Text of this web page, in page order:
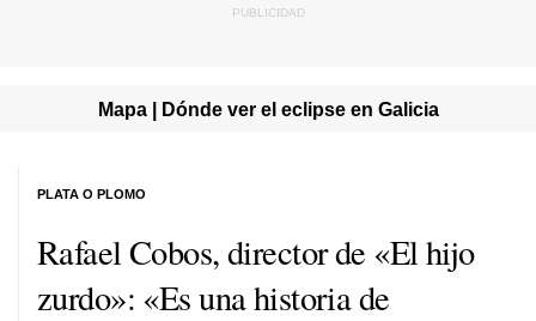
Mapa | Dónde ver el eclipse en Galicia
Rafael Cobos, director de «El hijo
zurdo»: «Es una historia de
PLATA O PLOMO